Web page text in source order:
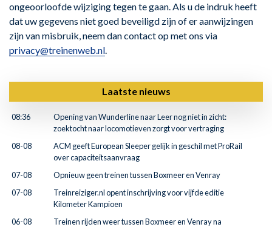
ongeoorloofde wijziging tegen te gaan. Als u de indruk heeft
dat uw gegevens niet goed beveiligd zijn of er aanwijzingen
zijn van misbruik, neem dan contact op met ons via
privacy@treinenweb.nl.
Laatste nieuws
08:36
Opening van Wunderline naar Leer nog niet in zicht:
zoektocht naar locomotieven zorgt voor vertraging
08-08
ACM geeft European Sleeper gelijk in geschil met ProRail
over capaciteitsaanvraag
07-08
Opnieuw geen treinen tussen Boxmeer en Venray
07-08
Treinreiziger.nl opent inschrijving voor vijfde editie
Kilometer Kampioen
06-08
Treinen rijden weer tussen Boxmeer en Venray na